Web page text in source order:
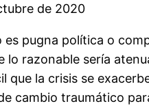
de 2020
pugna política o
lo razonable sería
que la crisis se
cambio traumático